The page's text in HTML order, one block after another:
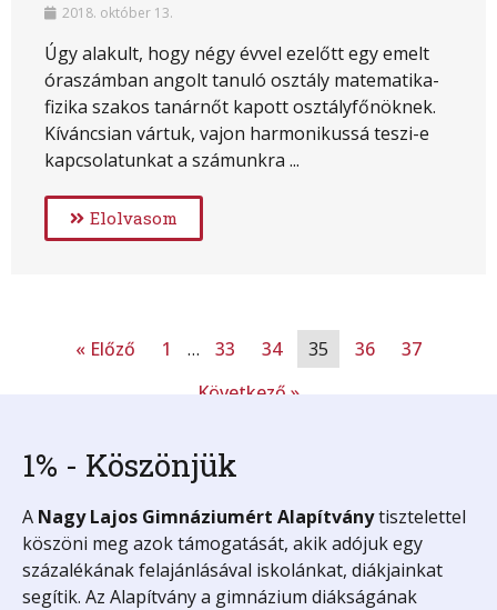
2018. október 13.
Úgy alakult, hogy négy évvel ezelőtt egy emelt
óraszámban angolt tanuló osztály matematika-
fizika szakos tanárnőt kapott osztályfőnöknek.
Kíváncsian vártuk, vajon harmonikussá teszi-e
kapcsolatunkat a számunkra ...
Elolvasom
« Előző 1 … 33 34 35 36
37
Következő »
1% - Köszönjük
A Nagy Lajos Gimnáziumért Alapítványtisztelettel
köszöni meg azok támogatását, akik adójuk egy
százalékának felajánlásával iskolánkat, diákjainkat
segítik. Az Alapítvány a gimnázium diákságának